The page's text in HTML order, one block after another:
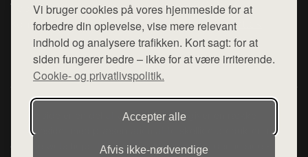
Vi bruger cookies på vores hjemmeside for at
forbedre din oplevelse, vise mere relevant
indhold og analysere trafikken. Kort sagt: for at
siden fungerer bedre – ikke for at være irriterende.
Cookie- og privatlivspolitik.
Accepter alle
Afvis ikke‑nødvendige
Top Rabatter
Kontakt
Mail: hej@want.dk
Cookie- og privatlivspolitik
Denne side er en del af want.dk, der udgiver en række
hjemmesider med præsentation af forskellige produkter fra
diverse webshops. Der sælges ikke varer fra denne side - vi